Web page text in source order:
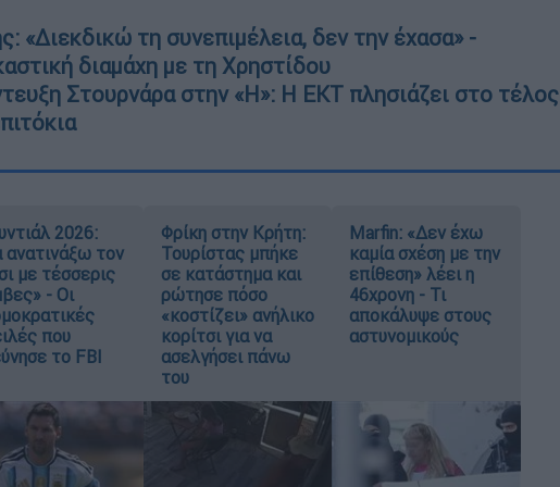
«Διεκδικώ τη συνεπιμέλεια, δεν την έχασα» -
διαμάχη με τη Χρηστίδου
Στουρνάρα στην «Η»: Η ΕΚΤ πλησιάζει στο τέλος
2026:
ανατινάξω τον
με τέσσερις
- Οι
που
το FBI
Φρίκη στην Κρήτη:
Τουρίστας μπήκε
σε κατάστημα και
ρώτησε πόσο
«κοστίζει» ανήλικο
κορίτσι για να
ασελγήσει πάνω
του
Marfin: «Δεν έχω
καμία σχέση με την
επίθεση» λέει η
46χρονη - Τι
αποκάλυψε στους
αστυνομικούς